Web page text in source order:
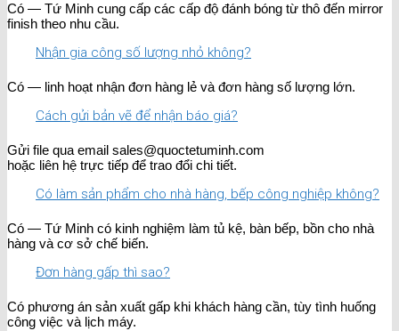
Có — Tứ Minh cung cấp các cấp độ đánh bóng từ thô đến mirror
finish theo nhu cầu.
Nhận gia công số lượng nhỏ không?
Có — linh hoạt nhận đơn hàng lẻ và đơn hàng số lượng lớn.
Cách gửi bản vẽ để nhận báo giá?
Gửi file qua email sales@quoctetuminh.com
hoặc liên hệ trực tiếp để trao đổi chi tiết.
Có làm sản phẩm cho nhà hàng, bếp công nghiệp không?
Có — Tứ Minh có kinh nghiệm làm tủ kệ, bàn bếp, bồn cho nhà
hàng và cơ sở chế biến.
Đơn hàng gấp thì sao?
Có phương án sản xuất gấp khi khách hàng cần, tùy tình huống
công việc và lịch máy.